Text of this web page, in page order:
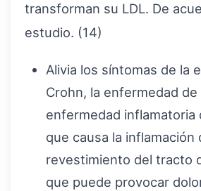
transforman su LDL. De
estudio. (14)
Alivia los síntomas de la
Crohn, la enfermedad
enfermedad inflamatoria
que causa la inflamación
revestimiento del tracto
que puede provocar